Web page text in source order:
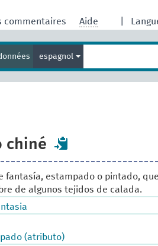
commentaires Aide
espagnol
terme
de
chiné
fantasía, estampado o pintado,
de algunos tejidos de calada.
(atributo)